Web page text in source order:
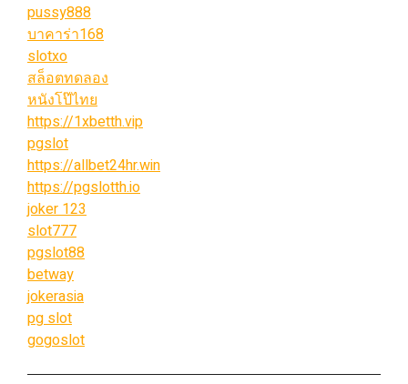
pussy888
บาคาร่า168
slotxo
สล็อตทดลอง
หนังโป๊ไทย
https://1xbetth.vip
pgslot
https://allbet24hr.win
https://pgslotth.io
joker 123
slot777
pgslot88
betway
jokerasia
pg slot
gogoslot